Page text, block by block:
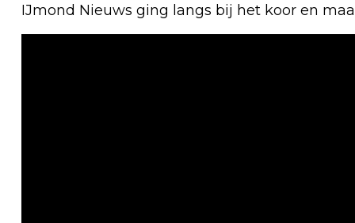
IJmond Nieuws ging langs bij het koor en